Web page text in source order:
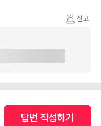
신고
답변 작성하기